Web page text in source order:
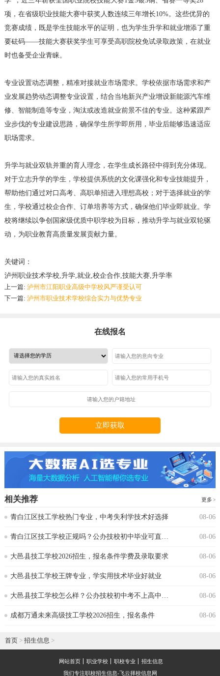
项，在省级职业技能大赛中获奖人数连续三年增长10%。这些优异的
竞赛成绩，既是学生技能水平的证明，也为学生升学和就业增添了重
要砝码——技能大赛获奖学生可享受高职院校免试录取政策，在就业
时也备受企业青睐。
专业设置动态调整，精准对接就业市场需求。学校依据市场需求和产
业发展趋势动态调整专业设置，结合当地新兴产业增设新能源汽车维
修、智能制造等专业，淘汰或改造就业前景不佳的专业。这种紧跟产
业步伐的专业建设思路，确保学生所学即所用，毕业后能够迅速适应
职场需求。
升学与就业双轨并重的育人理念，在学生成长路径中得到充分体现。
对于立志升学的学生，学校提供系统的文化课强化和专业技能提升，
帮助他们通过对口高考、高职单招进入理想高校；对于选择就业的学
生，学校通过校企合作、订单培养等方式，确保他们毕业即就业。学
校将继续以争创国家级优质中职学校为目标，推动升学与就业双轮驱
动，为职业教育高质量发展贡献力量。
关键词：
泸州职业技术学校,升学,就业,校企合作,技能大赛,升学率
上一篇: 泸州市江阳职业高级中学校风严谨受认可
下一篇: 泸州市职业技术学校综合实力与优势专业
在线报名
立即获取
相关推荐 更多
青白江区技工学校热门专业，中考失利学技术好选择 08-06
青白江区技工学校正规吗？公办技校初中毕业可直接报读 08-06
大邑县技工学校2026招生，报名条件学费及录取要求 08-06
大邑县技工学校王牌专业，学实用技术毕业好就业 08-06
大邑县技工学校怎么样？公办技校初中考不上高中可报 08-06
成都万通未来高级技工学校2026招生，报名条件 08-06
首页 > 招生信息 >
网站首页 职业学校 职校专业
招生信息
我们专注职校招生信息-飞云择校信息网